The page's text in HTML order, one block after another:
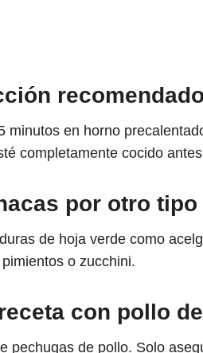
en horno
completamente cocido
por otro tipo
de hoja verde como
o zucchini.
con pollo
pechugas de pollo. Solo